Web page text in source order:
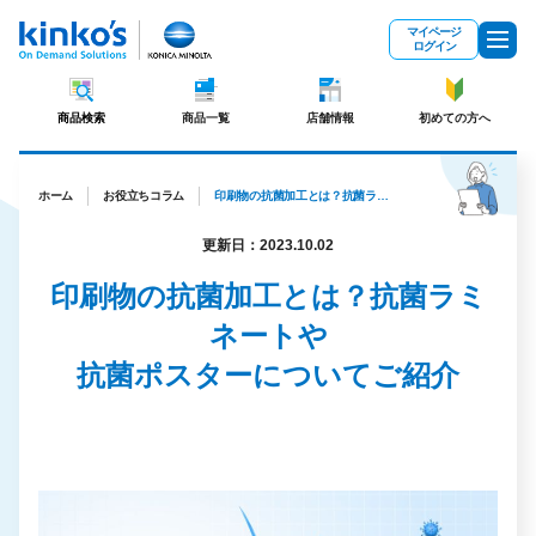
マイページ
ログイン
商品検索 商品一覧 店舗情報 初めての方へ
ホーム お役立ちコラム
更新日：2023.10.02
印刷物の抗菌加工とは？抗菌ラミ
ネートや
抗菌ポスターについてご紹介